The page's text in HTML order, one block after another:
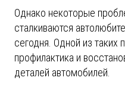
Однако некоторые
сталкиваются
сегодня. Одной из таких
профилактика и
деталей автомобилей.